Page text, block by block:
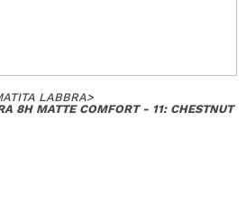
LABBRA>
8H MATTE COMFORT - 11: CHESTNUT